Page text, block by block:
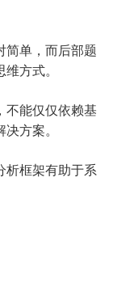
简单，而后部题
方式。
不能仅仅依赖基
方案。
析框架有助于系